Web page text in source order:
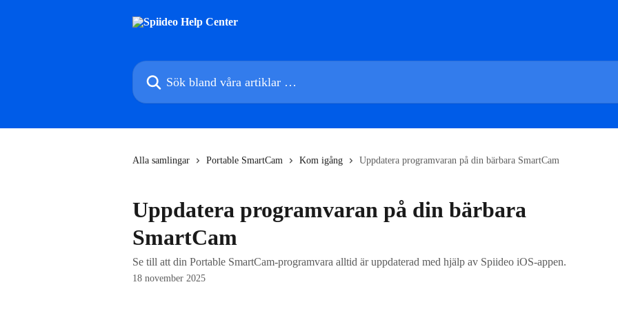
Sök bland våra artiklar …
Alla samlingar Portable SmartCam Kom igång Uppdatera programvaran på din bärbara SmartCam
Uppdatera programvaran på din bärbara
SmartCam
Se till att din Portable SmartCam-programvara alltid är uppdaterad med hjälp av Spiideo iOS-appen.
18 november 2025